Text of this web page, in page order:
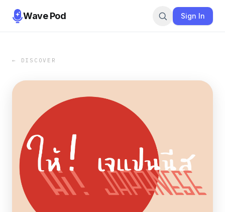
Wave Pod Sign In
← DISCOVER